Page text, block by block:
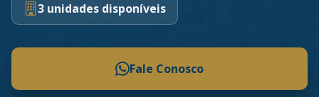
3 unidades disponíveis
Fale Conosco